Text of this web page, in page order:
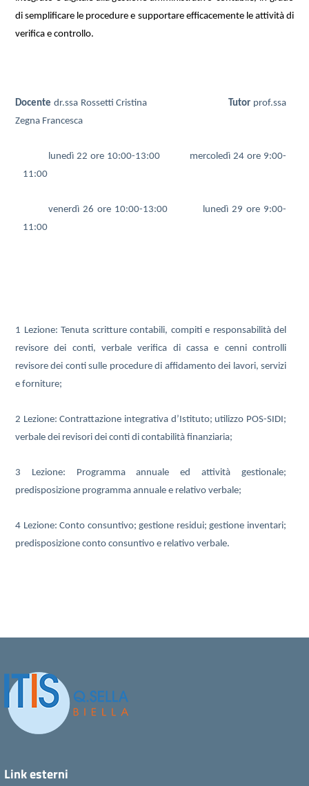
di semplificare le procedure e supportare efficacemente le attività di
verifica e controllo.
Docente dr.ssa Rossetti Cristina Tutor prof.ssa
Zegna Francesca
lunedì 22 ore 10:00-13:00 mercoledì 24 ore 9:00-
11:00
venerdì 26 ore 10:00-13:00 lunedì 29 ore 9:00-
11:00
1 Lezione: Tenuta scritture contabili, compiti e responsabilità del
revisore dei conti, verbale verifica di cassa e cenni controlli
revisore dei conti sulle procedure di affidamento dei lavori, servizi
e forniture;
2 Lezione: Contrattazione integrativa d’Istituto; utilizzo POS-SIDI;
verbale dei revisori dei conti di contabilità finanziaria;
3 Lezione: Programma annuale ed attività gestionale;
predisposizione programma annuale e relativo verbale;
4 Lezione: Conto consuntivo; gestione residui; gestione inventari;
predisposizione conto consuntivo e relativo verbale.
Link esterni